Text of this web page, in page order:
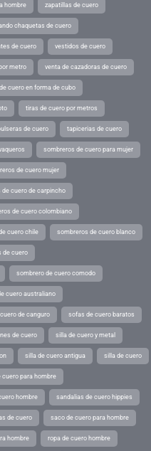
hombre zapatillas de cuero
chaquetas de cuero
de cuero vestidos de cuero
metro venta de cazadoras de cuero
cuero en forma de cubo
tiras de cuero por metros
de cuero tapicerias de cuero
sombreros de cuero para mujer
de cuero mujer
de cuero de carpincho
de cuero colombiano
cuero chile sombreros de cuero blanco
de cuero
sombrero de cuero comodo
cuero australiano
de canguro sofas de cuero baratos
de cuero silla de cuero y metal
silla de cuero antigua silla de cuero
cuero para hombre
hombre sandalias de cuero hippies
de cuero saco de cuero para hombre
hombre ropa de cuero hombre